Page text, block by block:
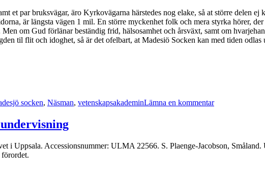
et par bruksvägar, äro Kyrkovägarna härstedes nog elake, så at större delen
är längsta vägen 1 mil. En större myckenhet folk och mera styrka hörer,
om Gud förlänar beständig frid, hälsosamhet och årsväxt, samt om
til flit och idoghet, så är det ofelbart, at Madesiö Socken kan med tiden
socken, Näsman, vetenskapsakademinLämna en kommentargammal
1741
Uppsala. Accessionsnummer: ULMA 22566. S. Plaenge-Jacobson, Småland.